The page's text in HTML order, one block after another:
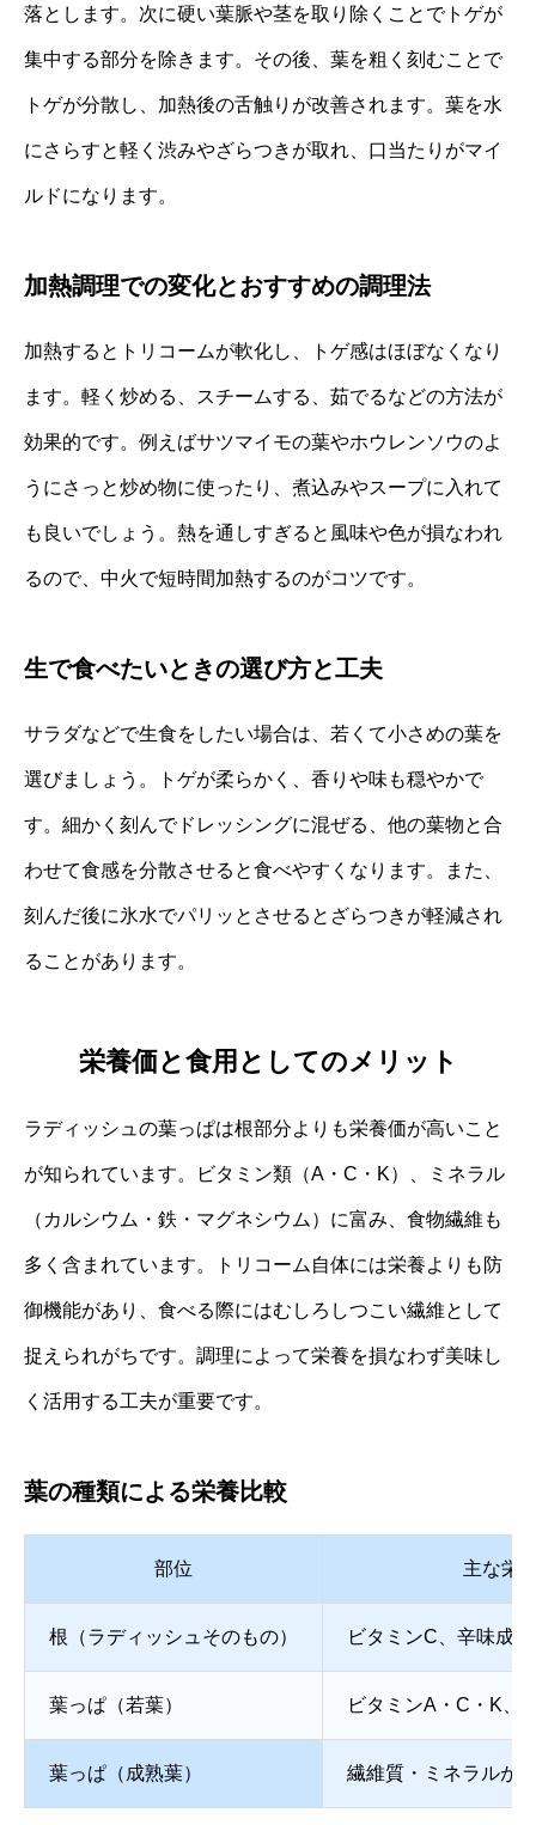
落とします。次に硬い葉脈や茎を取り除くことでトゲが
集中する部分を除きます。その後、葉を粗く刻むことで
トゲが分散し、加熱後の舌触りが改善されます。葉を水
にさらすと軽く渋みやざらつきが取れ、口当たりがマイ
ルドになります。
加熱調理での変化とおすすめの調理法
加熱するとトリコームが軟化し、トゲ感はほぼなくなり
ます。軽く炒める、スチームする、茹でるなどの方法が
効果的です。例えばサツマイモの葉やホウレンソウのよ
うにさっと炒め物に使ったり、煮込みやスープに入れて
も良いでしょう。熱を通しすぎると風味や色が損なわれ
るので、中火で短時間加熱するのがコツです。
生で食べたいときの選び方と工夫
サラダなどで生食をしたい場合は、若くて小さめの葉を
選びましょう。トゲが柔らかく、香りや味も穏やかで
す。細かく刻んでドレッシングに混ぜる、他の葉物と合
わせて食感を分散させると食べやすくなります。また、
刻んだ後に氷水でパリッとさせるとざらつきが軽減され
ることがあります。
栄養価と食用としてのメリット
ラディッシュの葉っぱは根部分よりも栄養価が高いこと
が知られています。ビタミン類（A・C・K）、ミネラル
（カルシウム・鉄・マグネシウム）に富み、食物繊維も
多く含まれています。トリコーム自体には栄養よりも防
御機能があり、食べる際にはむしろしつこい繊維として
捉えられがちです。調理によって栄養を損なわず美味し
く活用する工夫が重要です。
葉の種類による栄養比較
部位 主な栄
根（ラディッシュそのもの） ビタミンC、辛味成
葉っぱ（若葉） ビタミンA・C・K、
葉っぱ（成熟葉） 繊維質・ミネラルが